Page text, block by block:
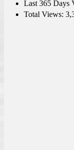
Last 365 Days
Total Views: